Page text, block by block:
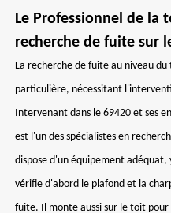
Le Professionnel de la
recherche de fuite sur
La recherche de fuite au niveau
particulière, nécessitant
Intervenant dans le 69420 et ses
est l'un des spécialistes en
dispose d'un équipement adéquat,
vérifie d'abord le plafond et la
fuite. Il monte aussi sur le toit